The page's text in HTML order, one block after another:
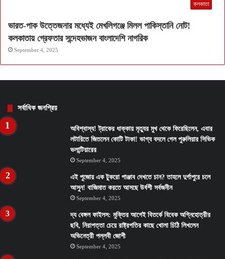
কলকাতা
ভারত-পাক উত্তেজনার মধ্যেই মেখলিগঞ্জে মিলল পাকিস্তানি নোট!
কলকাতায় গ্রেফতার সন্দেহভাজন বাংলাদেশি নাগরিক
September 4, 2025
সর্বাধিক জনপ্রিয়
অবিশ্বাস্য! ট্রাকের ধাক্কায় মৃত্যুর মুখ থেকে ফিরেছিলেন, এবার
লটারিতে জিতলেন কোটি টাকা! ভাগ্য বদলে গেল পুরুলিয়ার সিভিক
ভলান্টিয়ারের
September 4, 2025
এই পুজোয় এক টুকরো পাঞ্জাব দেখতে চান? তাহলে দুর্গাপুরে চলে
আসুন! বাজিমাত করতে আসছে উর্বশী সর্বজনীন
September 4, 2025
দ্য বেঙ্গল ফাইলস: মুক্তির আগেই বিতর্কে বিবেক অগ্নিহোত্রীর
ছবি, নিরাপত্তা চেয়ে রাষ্ট্রপতির কাছে খোলা চিঠি লিখলেন
অভিনেত্রী পল্লবী জোশী
September 4, 2025